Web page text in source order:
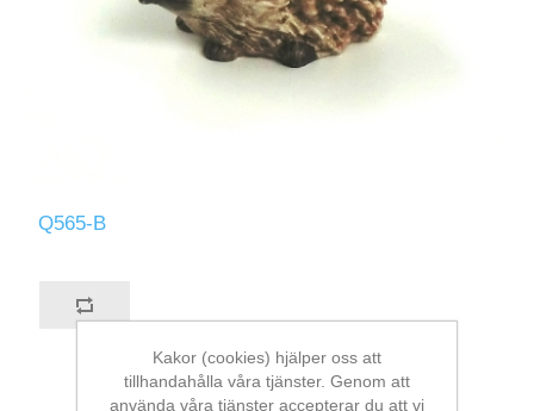
Q565-B
Kakor (cookies) hjälper oss att
tillhandahålla våra tjänster. Genom att
använda våra tjänster accepterar du att vi